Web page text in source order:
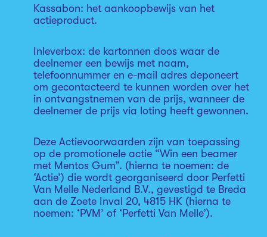
Kassabon: het aankoopbewijs van het
actieproduct.
Inleverbox: de kartonnen doos waar de
deelnemer een bewijs met naam,
telefoonnummer en e-mail adres deponeert
om gecontacteerd te kunnen worden over het
in ontvangstnemen van de prijs, wanneer de
deelnemer de prijs via loting heeft gewonnen.
Deze Actievoorwaarden zijn van toepassing
op de promotionele actie “Win een beamer
met Mentos Gum”. (hierna te noemen: de
‘Actie’) die wordt georganiseerd door Perfetti
Van Melle Nederland B.V., gevestigd te Breda
aan de Zoete Inval 20, 4815 HK (hierna te
noemen: ‘PVM’ of ‘Perfetti Van Melle’).